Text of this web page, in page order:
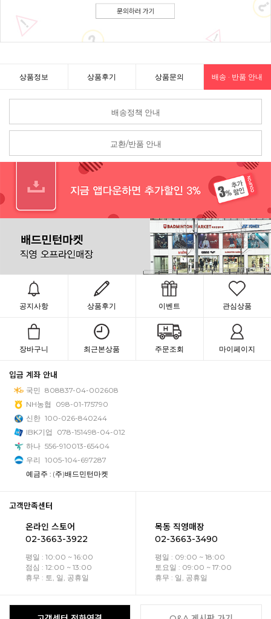
상품정보 상품후기 상품문의 배송 · 반품 안내
배송정책 안내
교환/반품 안내
공지사항 상품후기 이벤트 관심상품
장바구니 최근본상품 주문조회 마이페이지
입금 계좌 안내
국민 808837-04-002608
NH농협
098-01-175790
신한 100-026-840244
IBK기업
078-151498-04-012
하나 556-910013-65404
우리 1005-104-697287
예금주 : (주)배드민턴마켓
고객만족센터
온라인 스토어
02-3663-3922
평일 : 10:00 ~ 16:00
점심 : 12:00 ~ 13:00
휴무 : 토, 일, 공휴일
목동 직영매장
02-3663-3490
평일 : 09:00 ~ 18:00
토요일 : 09:00 ~ 17:00
휴무 : 일, 공휴일